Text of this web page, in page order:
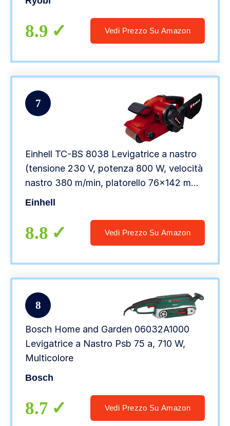
8.9 Vedi Prezzo Su Amazon
7
Einhell TC-BS 8038 Levigatrice a nastro
(tensione 230 V, potenza 800 W, velocità
nastro 380 m/min, platorello 76×142 mm,
incl. 1 nastro abrasivo 75×533 mm)
Einhell
8.8 Vedi Prezzo Su Amazon
8
Bosch Home and Garden 06032A1000
Levigatrice a Nastro Psb 75 a, 710 W,
Multicolore
Bosch
8.7 Vedi Prezzo Su Amazon